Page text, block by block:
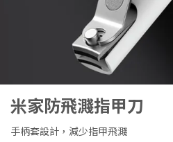
米家防飛濺指甲刀
手柄套設計，減少指甲飛濺